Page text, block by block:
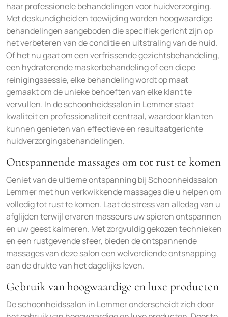
haar professionele behandelingen voor huidverzorging.
Met deskundigheid en toewijding worden hoogwaardige
behandelingen aangeboden die specifiek gericht zijn op
het verbeteren van de conditie en uitstraling van de huid.
Of het nu gaat om een verfrissende gezichtsbehandeling,
een hydraterende maskerbehandeling of een diepe
reinigingssessie, elke behandeling wordt op maat
gemaakt om de unieke behoeften van elke klant te
vervullen. In de schoonheidssalon in Lemmer staat
kwaliteit en professionaliteit centraal, waardoor klanten
kunnen genieten van effectieve en resultaatgerichte
huidverzorgingsbehandelingen.
Ontspannende massages om tot rust te komen
Geniet van de ultieme ontspanning bij Schoonheidssalon
Lemmer met hun verkwikkende massages die u helpen om
volledig tot rust te komen. Laat de stress van alledag van u
afglijden terwijl ervaren masseurs uw spieren ontspannen
en uw geest kalmeren. Met zorgvuldig gekozen technieken
en een rustgevende sfeer, bieden de ontspannende
massages van deze salon een welverdiende ontsnapping
aan de drukte van het dagelijks leven.
Gebruik van hoogwaardige en luxe producten
De schoonheidssalon in Lemmer onderscheidt zich door